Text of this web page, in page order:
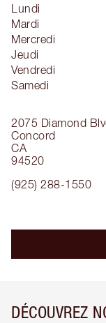
2075 Diamond
Concord
CA
94520
(925) 288-1550
Lundi
Mardi
Mercredi
Jeudi
Vendredi
Samedi
DÉCOUVREZ